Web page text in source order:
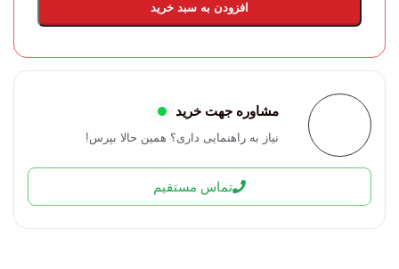
افزودن به سبد خرید
مشاوره جهت خرید
نیاز به راهنمایی داری؟ همین حالا بپرس!
تماس مستقیم